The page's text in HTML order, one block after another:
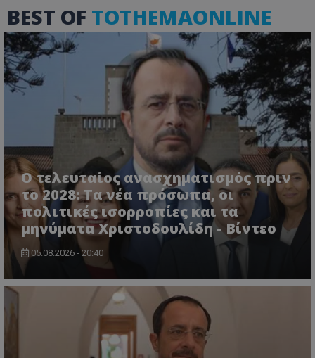
BEST OF TOTHEMAONLINE
Ο τελευταίος ανασχηματισμός πριν
το 2028: Τα νέα πρόσωπα, οι
πολιτικές ισορροπίες και τα
μηνύματα Χριστοδουλίδη - Βίντεο
05.08.2026 - 20:40
VISITOR_PRIVACY_METADATA
YouTube
.youtube.com